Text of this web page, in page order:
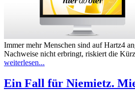
Immer mehr Menschen sind auf Hartz4
Nachweise nicht erbringt, riskiert die
weiterlesen...
Ein Fall für Niemietz.